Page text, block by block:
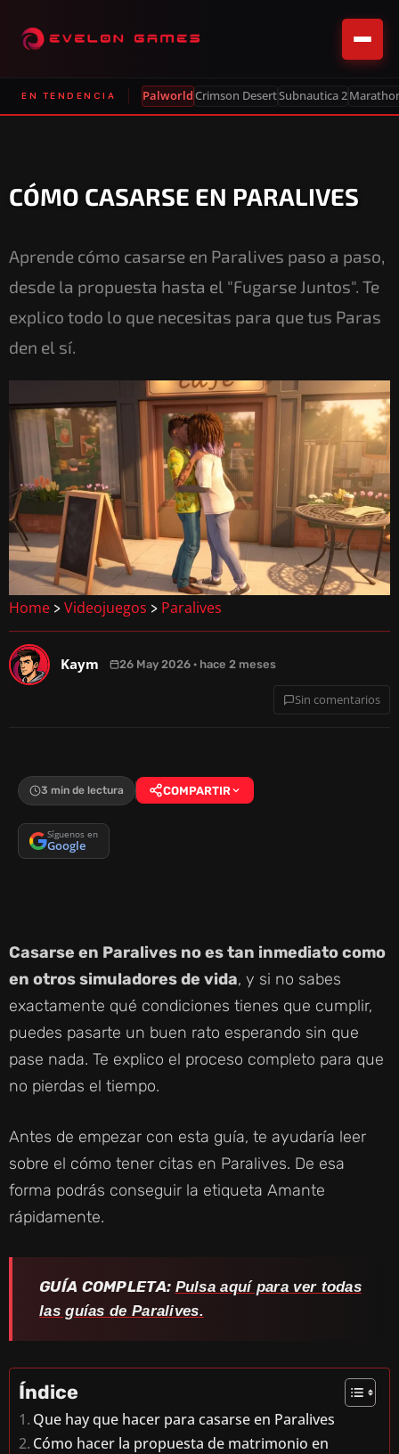
EN TENDENCIA PalworldCrimson DesertSubnautica 2
CÓMO CASARSE EN PARALIVES
Aprende cómo casarse en Paralives paso a paso,
desde la propuesta hasta el "Fugarse Juntos". Te
explico todo lo que necesitas para que tus Paras
den el sí.
Home > Videojuegos > Paralives
Kaym 26 May 2026 · hace 2 meses
Sin comentarios
3 min de lectura COMPARTIR
Síguenos en
Google
Casarse en Paralives no es tan inmediato como
en otros simuladores de vida, y si no sabes
exactamente qué condiciones tienes que cumplir,
puedes pasarte un buen rato esperando sin que
pase nada. Te explico el proceso completo para que
no pierdas el tiempo.
Antes de empezar con esta guía, te ayudaría leer
sobre el cómo tener citas en Paralives. De esa
forma podrás conseguir la etiqueta Amante
rápidamente.
GUÍA COMPLETA: Pulsa aquí para ver todas
las guías de Paralives.
Índice
Que hay que hacer para casarse en Paralives
Cómo hacer la propuesta de matrimonio en